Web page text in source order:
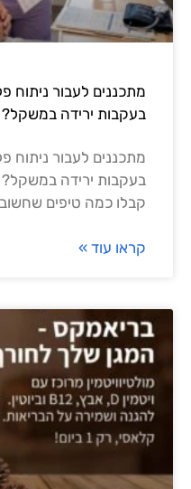
מתכננים לעבור ניתוח
בעקבות ירידה במשקל?
מתכננים לעבור ניתוח
בעקבות ירידה במשקל?
קבלו כמה טיפים שחשוב
קראו עוד »